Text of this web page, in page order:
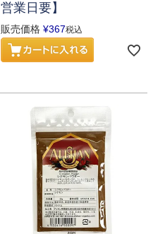
営業日要】
販売価格 ¥367税込